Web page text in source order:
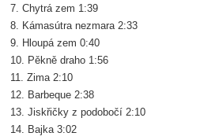
7. Chytrá zem 1:39
8. Kámasútra nezmara 2:33
9. Hloupá zem 0:40
10. Pěkně draho 1:56
11. Zima 2:10
12. Barbeque 2:38
13. Jiskřičky z podobočí 2:10
14. Bajka 3:02